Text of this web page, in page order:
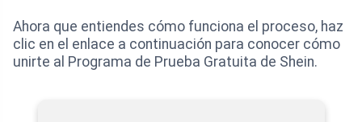
Ahora que entiendes cómo funciona el proceso, haz
clic en el enlace a continuación para conocer cómo
unirte al Programa de Prueba Gratuita de Shein.